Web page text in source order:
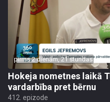
pirms 2 dienām, 21 stundas
Hokeja nometnes laikā
vardarbība pret bērnu
412. epizode